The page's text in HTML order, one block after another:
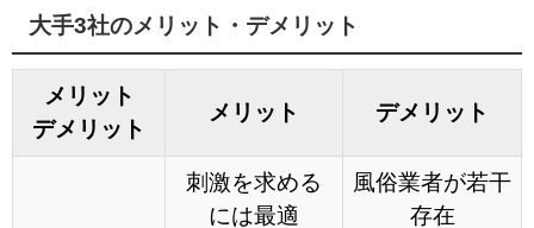
大手3社のメリット・デメリット
メリット
デメリット
メリット デメリット
刺激を求める
には最適
風俗業者が若干
存在